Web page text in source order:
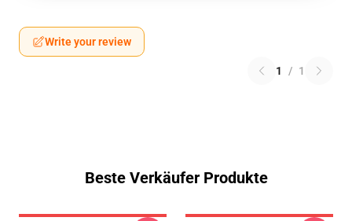
Write your review
1 / 1
Beste Verkäufer Produkte